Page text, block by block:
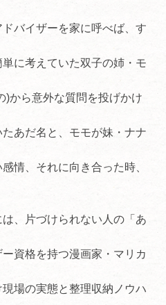
バイザーを家に呼べば、す
に考えていた双子の姉・モ
)から意外な質問を投げかけ
あだ名と、モモが妹・ナナ
情、それに向き合った時、
、片づけられない人の「あ
資格を持つ漫画家・マリカ
場の実態と整理収納ノウハ